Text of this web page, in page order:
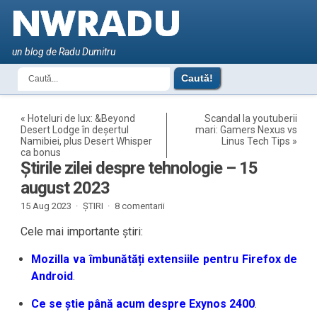
un blog de Radu Dumitru
« Hoteluri de lux: &Beyond
Desert Lodge în deșertul
Namibiei, plus Desert Whisper
ca bonus
Scandal la youtuberii
mari: Gamers Nexus vs
Linus Tech Tips »
Știrile zilei despre tehnologie – 15
august 2023
15 Aug 2023 · ȘTIRI · 8 comentarii
Cele mai importante știri:
Mozilla va îmbunătăți extensiile pentru Firefox de
Android.
Ce se știe până acum despre Exynos 2400.